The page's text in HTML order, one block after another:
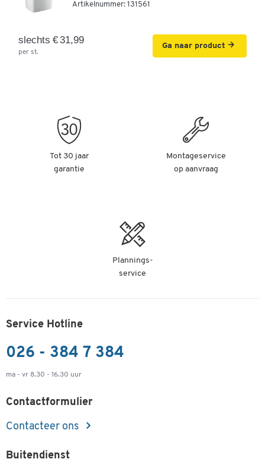
Artikelnummer: 131561
slechts € 31,99
per st.
Ga naar product
Tot 30 jaar
garantie
Montageservice
op aanvraag
Plannings-
service
Service Hotline
026 - 384 7 384
ma - vr 8.30 - 16.30 uur
Contactformulier
Contacteer ons
Buitendienst